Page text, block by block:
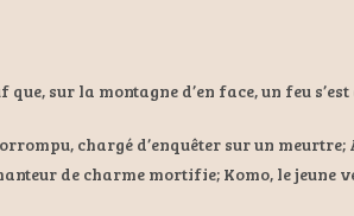
sur la montagne d’en face, un feu
chargé d’enquêter sur un meurtre;
de charme mortifie; Komo, le jeune